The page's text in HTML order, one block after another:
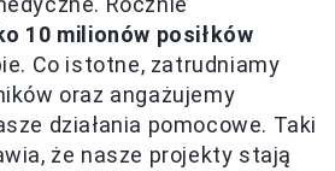
10 milionów posiłków
Co istotne, zatrudniamy
oraz angażujemy
działania pomocowe. Taki
że nasze projekty stają